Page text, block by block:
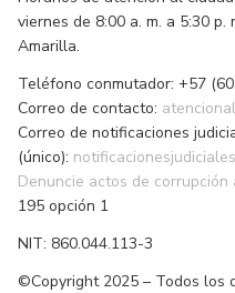
viernes de 8:00 a. m. a 5:30
Amarilla.
Teléfono conmutador: +57
Correo de contacto:
Correo de notificaciones
(único):
Denuncie actos de
195 opción 1
NIT: 860.044.113-3
©Copyright 2025 – Todos los